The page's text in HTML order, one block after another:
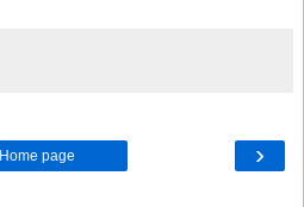
›
Home page